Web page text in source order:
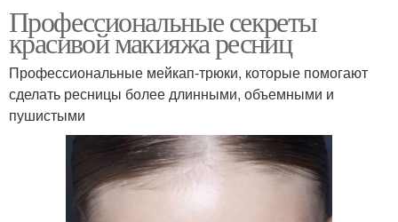
Профессиональные секреты
красивой макияжа ресниц
Профессиональные мейкап-трюки, которые помогают
сделать ресницы более длинными, объемными и
пушистыми